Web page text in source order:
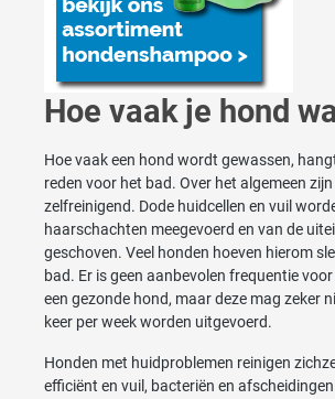
Hoe vaak je hond
Hoe vaak een hond wordt gewassen,
reden voor het bad. Over het algemeen
zelfreinigend. Dode huidcellen en vuil
haarschachten meegevoerd en van de
geschoven. Veel honden hoeven hierom
bad. Er is geen aanbevolen frequentie
een gezonde hond, maar deze mag zeker
keer per week worden uitgevoerd.
Honden met huidproblemen reinigen
efficiënt en vuil, bacteriën en